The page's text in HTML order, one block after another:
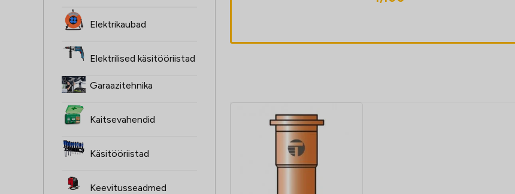
Elektrikaubad
Elektrilised käsitööriistad
Garaazitehnika
Kaitsevahendid
Käsitööriistad
Keevitusseadmed